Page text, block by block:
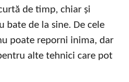
de timp, chiar și
bate de la sine. De cele
poate reporni inima, dar
alte tehnici care pot